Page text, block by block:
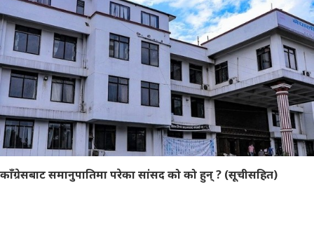
काँग्रेसबाट समानुपातिमा परेका सांसद को को हुन् ? (सूचीसहित)